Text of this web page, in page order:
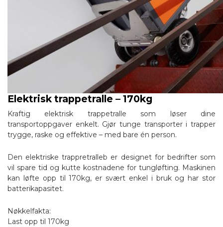
Elektrisk trappetralle – 170kg
Kraftig elektrisk trappetralle som løser dine
transportoppgaver enkelt. Gjør tunge transporter i trapper
trygge, raske og effektive – med bare én person.
Den elektriske trappretralleb er designet for bedrifter som
vil spare tid og kutte kostnadene for tungløfting. Maskinen
kan løfte opp til 170kg, er svært enkel i bruk og har stor
batterikapasitet.
Nøkkelfakta:
Last opp til 170kg